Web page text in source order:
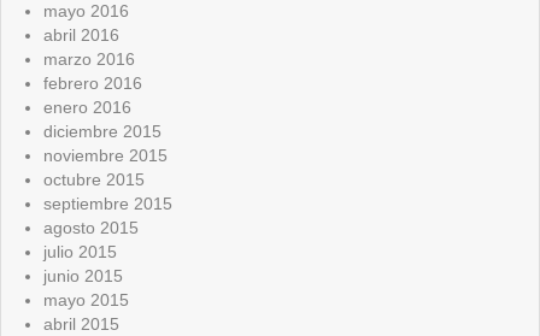
mayo 2016
abril 2016
marzo 2016
febrero 2016
enero 2016
diciembre 2015
noviembre 2015
octubre 2015
septiembre 2015
agosto 2015
julio 2015
junio 2015
mayo 2015
abril 2015